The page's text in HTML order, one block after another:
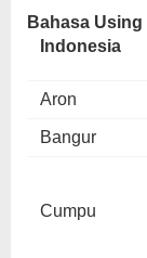
Bahasa Using
Indonesia
Aron
Bangur
Cumpu